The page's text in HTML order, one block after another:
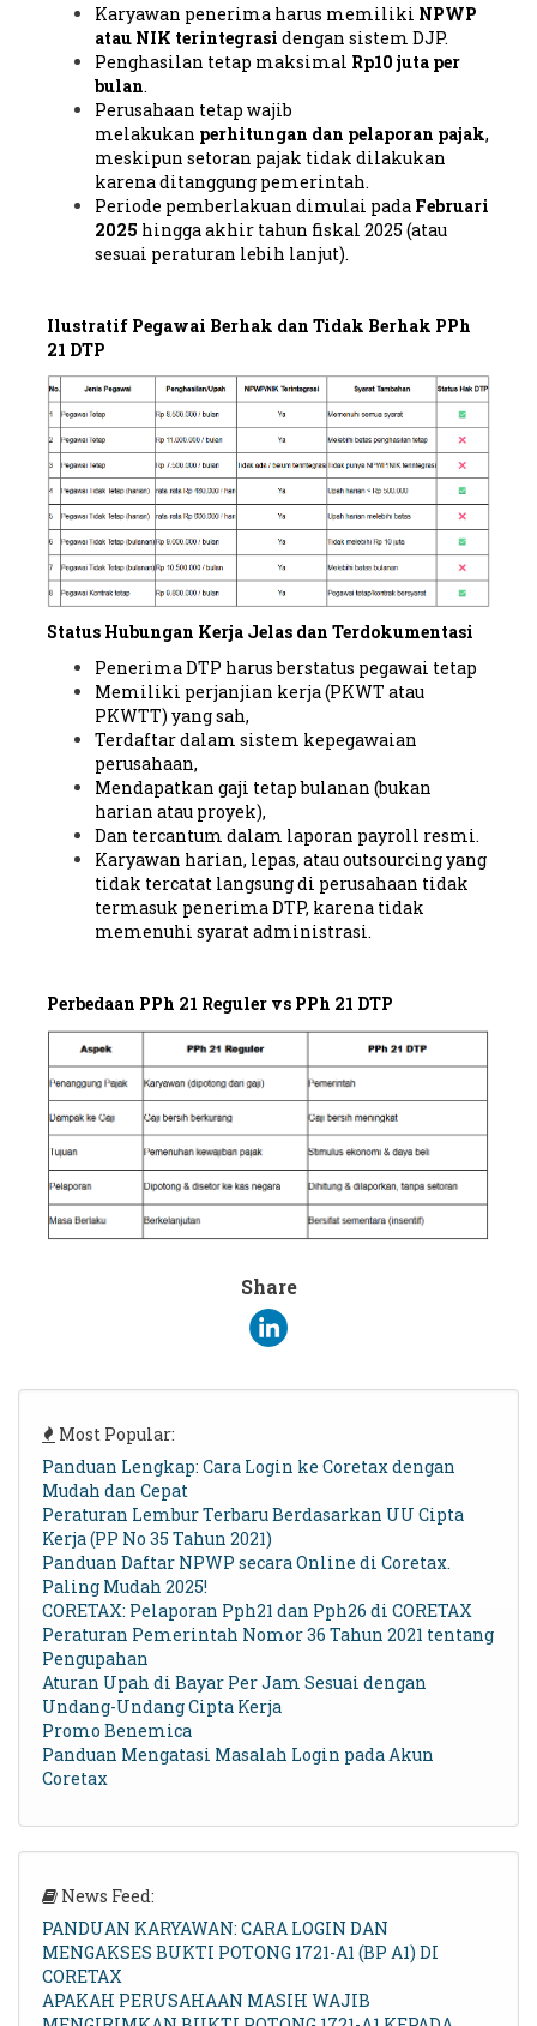
Karyawan penerima harus memiliki NPWP
atau NIK terintegrasi dengan sistem DJP.
Penghasilan tetap maksimal Rp10 juta per
bulan.
Perusahaan tetap wajib
melakukan perhitungan dan pelaporan pajak,
meskipun setoran pajak tidak dilakukan
karena ditanggung pemerintah.
Periode pemberlakuan dimulai pada Februari
2025 hingga akhir tahun fiskal 2025 (atau
sesuai peraturan lebih lanjut).
Ilustratif Pegawai Berhak dan Tidak Berhak PPh
21 DTP
Status Hubungan Kerja Jelas dan Terdokumentasi
Penerima DTP harus berstatus pegawai tetap
Memiliki perjanjian kerja (PKWT atau
PKWTT) yang sah,
Terdaftar dalam sistem kepegawaian
perusahaan,
Mendapatkan gaji tetap bulanan (bukan
harian atau proyek),
Dan tercantum dalam laporan payroll resmi.
Karyawan harian, lepas, atau outsourcing yang
tidak tercatat langsung di perusahaan tidak
termasuk penerima DTP, karena tidak
memenuhi syarat administrasi.
Perbedaan PPh 21 Reguler vs PPh 21 DTP
Share
Most Popular:
Panduan Lengkap: Cara Login ke Coretax dengan
Mudah dan Cepat
Peraturan Lembur Terbaru Berdasarkan UU Cipta
Kerja (PP No 35 Tahun 2021)
Panduan Daftar NPWP secara Online di Coretax.
Paling Mudah 2025!
CORETAX: Pelaporan Pph21 dan Pph26 di CORETAX
Peraturan Pemerintah Nomor 36 Tahun 2021 tentang
Pengupahan
Aturan Upah di Bayar Per Jam Sesuai dengan
Undang-Undang Cipta Kerja
Promo Benemica
Panduan Mengatasi Masalah Login pada Akun
Coretax
News Feed:
PANDUAN KARYAWAN: CARA LOGIN DAN
MENGAKSES BUKTI POTONG 1721-A1 (BP A1) DI
CORETAX
APAKAH PERUSAHAAN MASIH WAJIB